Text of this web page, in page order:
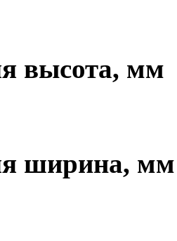
высота, мм
ширина, мм